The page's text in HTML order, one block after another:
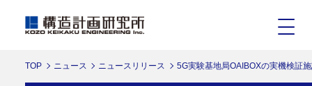
TOP ニュース ニュースリリース 5G実験基地局OAIBOXの実機検証施